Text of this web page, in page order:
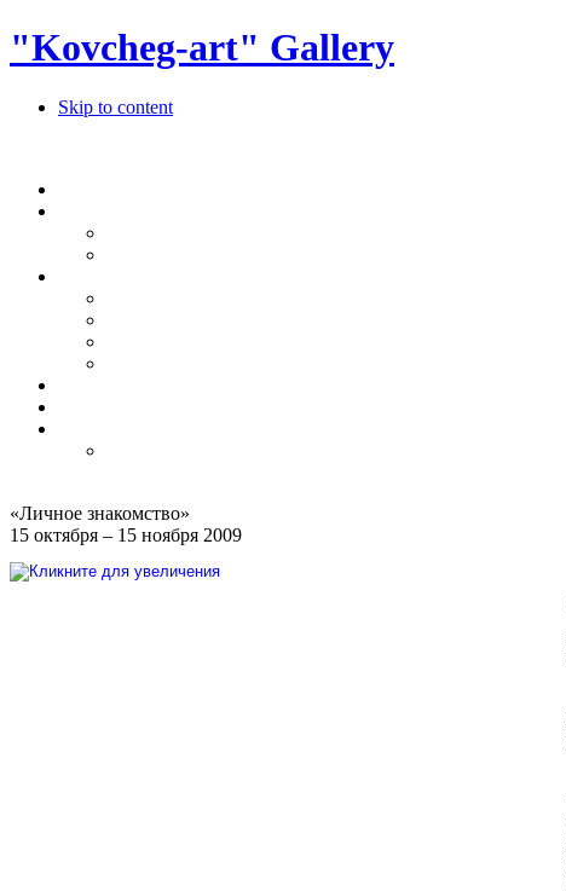
"Kovcheg-art" Gallery
Skip to content
«Личное знакомство»
15 октября – 15 ноября 2009